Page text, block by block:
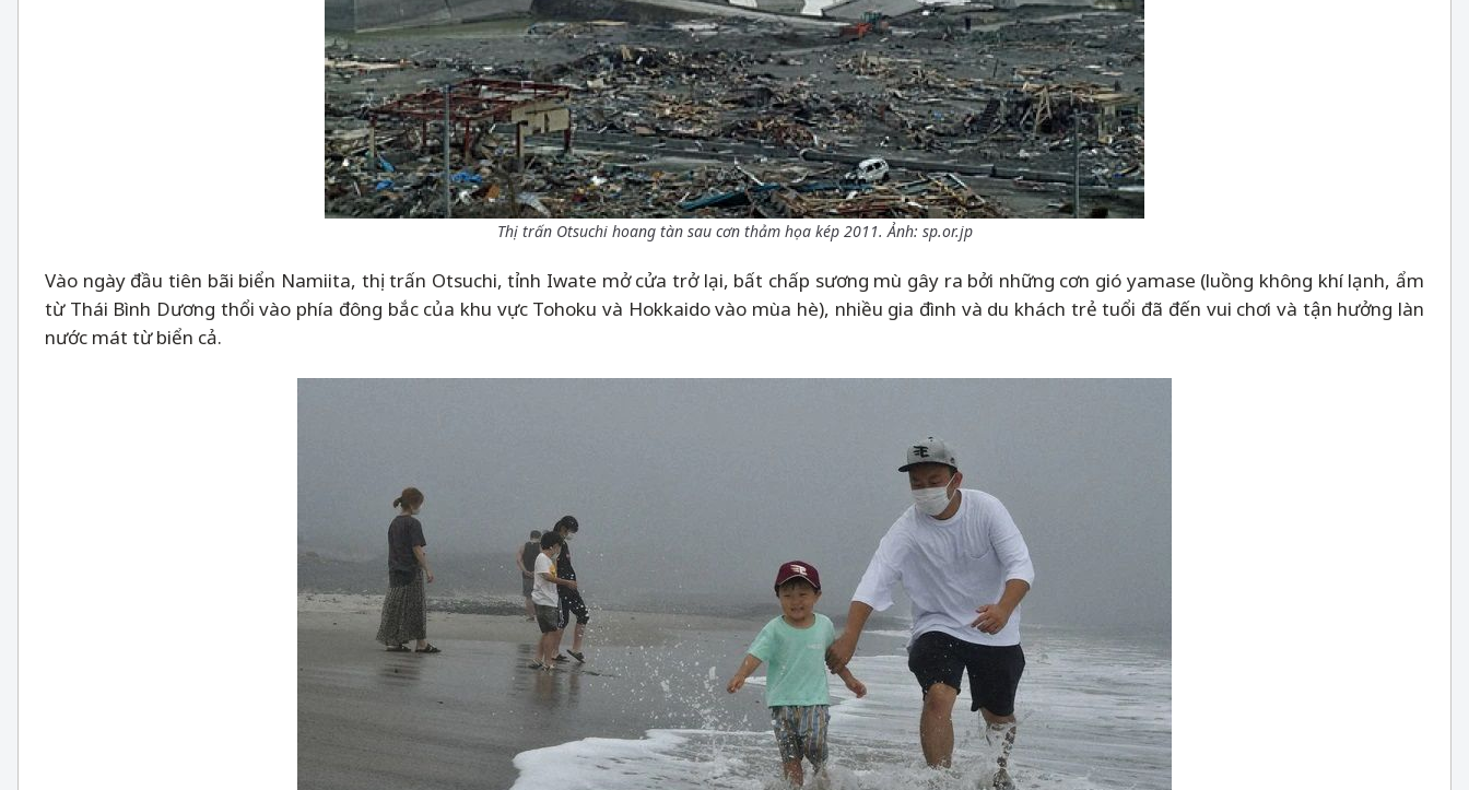
Thị trấn Otsuchi hoang tàn sau cơn thảm họa kép 2011. Ảnh: sp.or.jp
Vào ngày đầu tiên bãi biển Namiita, thị trấn Otsuchi, tỉnh Iwate mở cửa trở lại, bất chấp sương mù gây ra bởi những cơn gió yamase (luồng không khí lạnh, ẩm
từ Thái Bình Dương thổi vào phía đông bắc của khu vực Tohoku và Hokkaido vào mùa hè), nhiều gia đình và du khách trẻ tuổi đã đến vui chơi và tận hưởng làn
nước mát từ biển cả.